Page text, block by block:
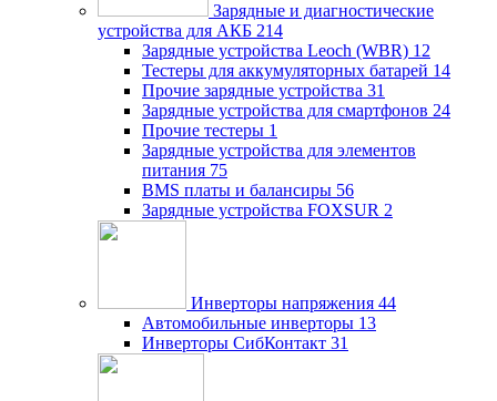
Зарядные и диагностические
устройства для АКБ 214
Зарядные устройства Leoch (WBR) 12
Тестеры для аккумуляторных батарей 14
Прочие зарядные устройства 31
Зарядные устройства для смартфонов 24
Прочие тестеры 1
Зарядные устройства для элементов
питания 75
BMS платы и балансиры 56
Зарядные устройства FOXSUR 2
Инверторы напряжения 44
Автомобильные инверторы 13
Инверторы СибКонтакт 31